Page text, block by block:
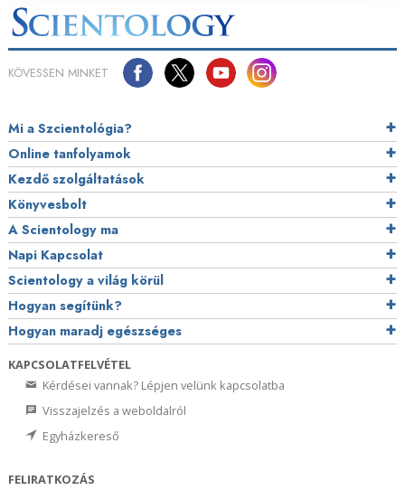
KÖVESSEN MINKET
Mi a Szcientológia?
Online tanfolyamok
Kezdő szolgáltatások
Könyvesbolt
A Scientology ma
Napi Kapcsolat
Scientology a világ körül
Hogyan segítünk?
Hogyan maradj egészséges
KAPCSOLATFELVÉTEL
Kérdései vannak? Lépjen velünk kapcsolatba
Visszajelzés a weboldalról
Egyházkereső
FELIRATKOZÁS